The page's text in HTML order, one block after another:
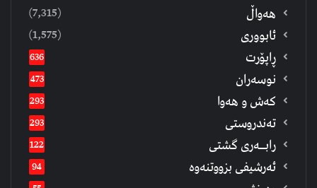
هەواڵ (7,315)
ئابووری (1,575)
ڕاپۆرت 636
نوسەران 473
كەش و هەوا 293
تەندروستی 293
رابــه‌ری گشتی 122
ئەرشیفى بزووتنەوە 94